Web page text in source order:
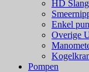
HD
Enkel
Overige
Pompen